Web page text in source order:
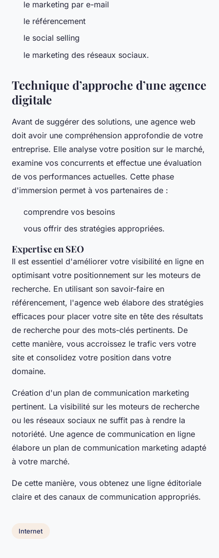
le marketing par e-mail
le référencement
le social selling
le marketing des réseaux sociaux.
Technique d’approche d’une agence
digitale
Avant de suggérer des solutions, une agence web
doit avoir une compréhension approfondie de votre
entreprise. Elle analyse votre position sur le marché,
examine vos concurrents et effectue une évaluation
de vos performances actuelles. Cette phase
d'immersion permet à vos partenaires de :
comprendre vos besoins
vous offrir des stratégies appropriées.
Expertise en SEO
Il est essentiel d'améliorer votre visibilité en ligne en
optimisant votre positionnement sur les moteurs de
recherche. En utilisant son savoir-faire en
référencement, l'agence web élabore des stratégies
efficaces pour placer votre site en tête des résultats
de recherche pour des mots-clés pertinents. De
cette manière, vous accroissez le trafic vers votre
site et consolidez votre position dans votre
domaine.
Création d'un plan de communication marketing
pertinent. La visibilité sur les moteurs de recherche
ou les réseaux sociaux ne suffit pas à rendre la
notoriété. Une agence de communication en ligne
élabore un plan de communication marketing adapté
à votre marché.
De cette manière, vous obtenez une ligne éditoriale
claire et des canaux de communication appropriés.
Internet